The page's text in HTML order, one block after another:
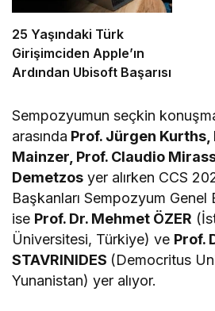
25 Yaşındaki Türk
Girişimciden Apple’ın
Ardından Ubisoft Başarısı
Sempozyumun seçkin
arasında Prof. Jürgen Kurths,
Mainzer, Prof. Claudio
Demetzos yer alırken CCS
Başkanları Sempozyum Genel
ise Prof. Dr. Mehmet ÖZER
Üniversitesi, Türkiye) ve Prof.
STAVRINIDES (Democritus
Yunanistan) yer alıyor.